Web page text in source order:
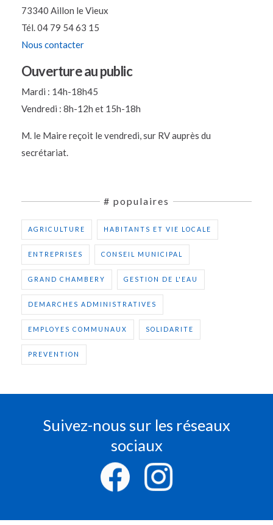
73340 Aillon le Vieux
Tél. 04 79 54 63 15
Nous contacter
Ouverture au public
Mardi : 14h-18h45
Vendredi : 8h-12h et 15h-18h
M. le Maire reçoit le vendredi, sur RV auprès du
secrétariat.
# populaires
AGRICULTURE HABITANTS ET VIE LOCALE
ENTREPRISES CONSEIL MUNICIPAL
GRAND CHAMBERY GESTION DE L'EAU
DEMARCHES ADMINISTRATIVES
EMPLOYES COMMUNAUX SOLIDARITE
PREVENTION
Suivez-nous sur les réseaux
sociaux